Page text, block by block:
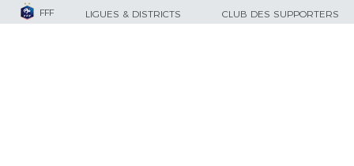
FFF LIGUES & DISTRICTS CLUB DES SUPPORTERS